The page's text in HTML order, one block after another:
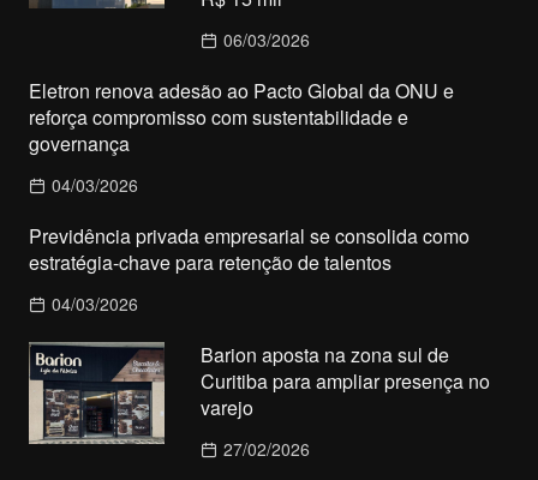
06/03/2026
Eletron renova adesão ao Pacto Global da ONU e
reforça compromisso com sustentabilidade e
governança
04/03/2026
Previdência privada empresarial se consolida como
estratégia-chave para retenção de talentos
04/03/2026
Barion aposta na zona sul de
Curitiba para ampliar presença no
varejo
27/02/2026